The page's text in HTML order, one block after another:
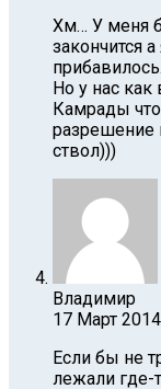
Хм… У меня
закончится
Но у нас как
Камрады
разрешение
ствол)))
Владимир
17 Март 2014
Если бы не
лежали где-